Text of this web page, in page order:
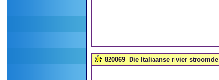
820069 Die Italiaanse rivier